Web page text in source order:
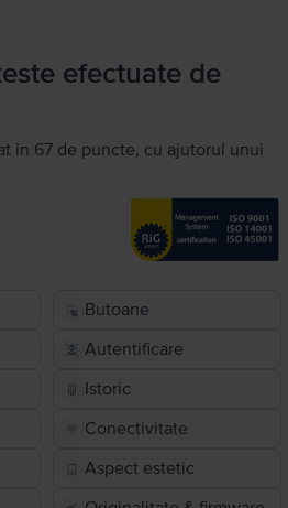
efectuate de
în 67 de puncte, cu ajutorul unui
Butoane
Autentificare
Istoric
Conectivitate
Aspect estetic